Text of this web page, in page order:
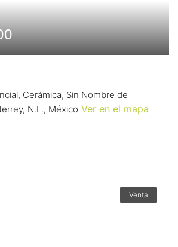
Cerámica, Sin Nombre de
N.L., México Ver en el mapa
Venta